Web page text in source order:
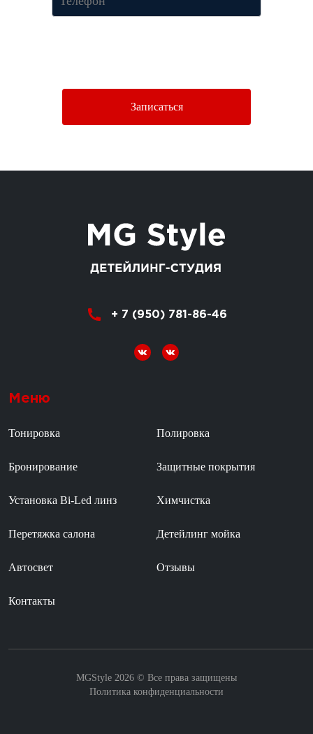
Записаться
+ 7 (950) 781-86-46
Меню
Тонировка Полировка
Бронирование Защитные покрытия
Установка Bi-Led линз Химчистка
Перетяжка салона Детейлинг мойка
Автосвет Отзывы
Контакты
MGStyle 2026 © Все права защищены
Политика конфиденциальности